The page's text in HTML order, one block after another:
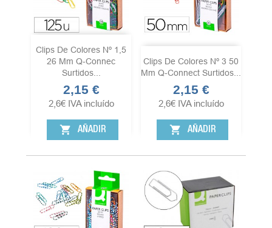
Clips De Colores Nº 1,5
26 Mm Q-Connec
Surtidos...
Precio
2,15 €
2,6€ IVA incluído
shopping_cart AÑADIR
Clips De Colores Nº 3 50
Mm Q-Connect Surtidos...
Precio
2,15 €
2,6€ IVA incluído
shopping_cart AÑADIR